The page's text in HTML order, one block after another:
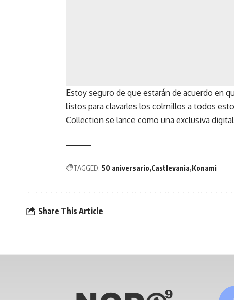
Estoy seguro de que estarán de acuerdo en
listos para clavarles los colmillos a todos
Collection se lance como una exclusiva
TAGGED: 50 aniversario Castlevania Konami
Share This Article